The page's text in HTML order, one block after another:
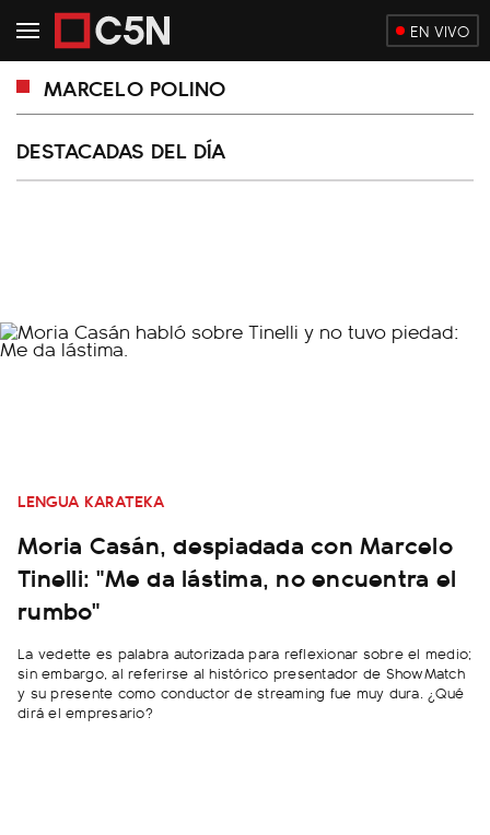
EN VIVO
MARCELO POLINO
DESTACADAS DEL DÍA
LENGUA KARATEKA
Moria Casán, despiadada con Marcelo
Tinelli: "Me da lástima, no encuentra el
rumbo"
La vedette es palabra autorizada para reflexionar sobre el medio;
sin embargo, al referirse al histórico presentador de ShowMatch
y su presente como conductor de streaming fue muy dura. ¿Qué
dirá el empresario?